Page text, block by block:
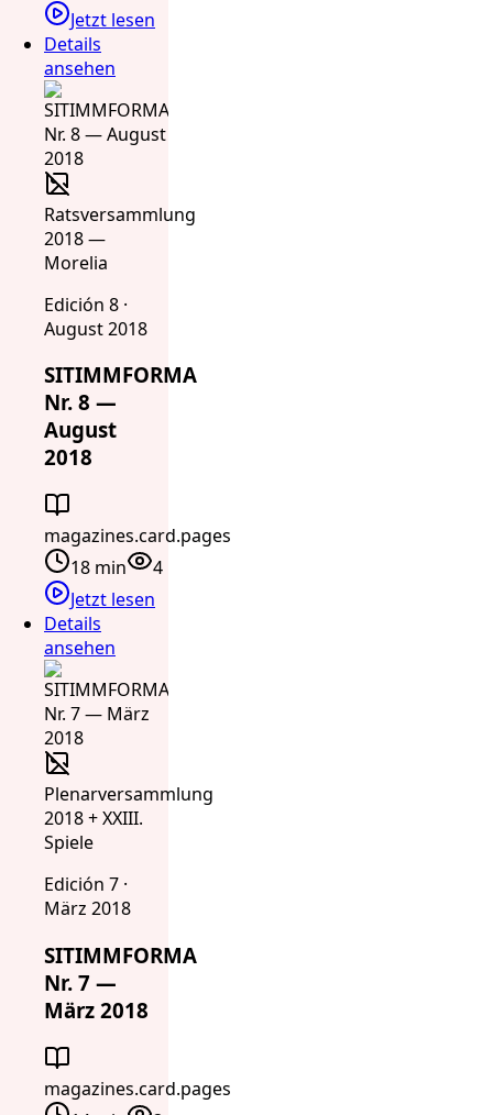
Jetzt lesen
Details
ansehen
Ratsversammlung
2018 —
Morelia
Edición 8 ·
August 2018
SITIMMFORMA
Nr. 8 —
August
2018
magazines.card.pages
18 min
4
Jetzt lesen
Details
ansehen
Plenarversammlung
2018 + XXIII.
Spiele
Edición 7 ·
März 2018
SITIMMFORMA
Nr. 7 —
März 2018
magazines.card.pages